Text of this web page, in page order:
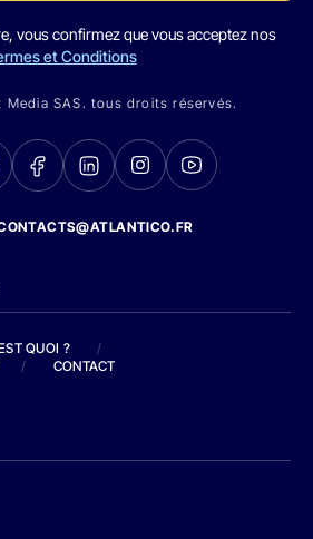
vous confirmez que vous acceptez nos
et Conditions
SAS. tous droits réservés.
QUOI ?
/
/ CONTACT